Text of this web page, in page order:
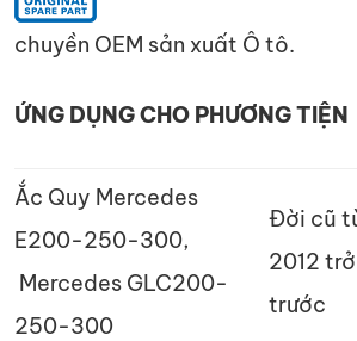
chuyền OEM sản xuất Ô tô.
ỨNG DỤNG CHO PHƯƠNG TIỆN
Ắc Quy Mercedes
E200-250-300,
Mercedes GLC200-
250-300
Đời cũ
2012
trước